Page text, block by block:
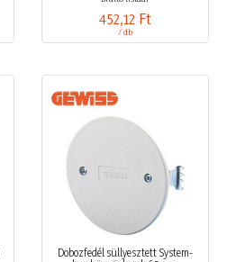
452,12 Ft
/ db
Dobozfedél süllyesztett System-